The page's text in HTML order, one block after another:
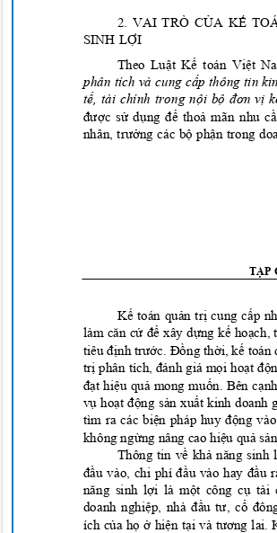
2. VAITRÒ CỦA KẾ
SINH LỢI
Theo Luật Kế toán Việt
phân tích và cung cấp thông tin
tế, tài chính trong nội bộ đơn vị
được sử dụng để thoả mãn nhu
nhân, trưởng các bộ phận trong
TẠP
Kế toán quản trị cung cấp
làm căn cứ để xây dựng kế
tiêu định trước. Đồng thời, kế toán
trị phân tích, đánh giá mọi hoạt
đạt hiệu quả mong muốn. Bên
vụ hoạt động sản xuất kinh
tìm ra các biện pháp huy động
không ngừng nâng cao hiệu quả
Thông tin về khả năng
đầu vào, chi phí đầu vào hay đầu
năng sinh lợi là một công cụ
doanh nghiệp, nhà đầu tư, cổ
ích của họ ở hiện tại và tương